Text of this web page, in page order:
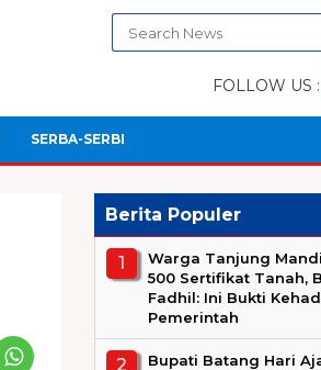
FOLLOW US :
SERBA-SERBI
Berita Populer
Warga Tanjung
500 Sertifikat Tanah,
Fadhil: Ini Bukti
Pemerintah
Bupati Batang Hari